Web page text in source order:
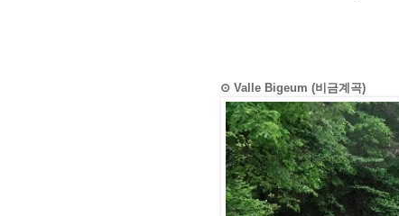
⊙ Valle Bigeum (비금계곡)